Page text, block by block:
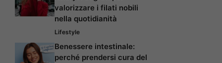
valorizzare i filati nobili
nella quotidianità
Lifestyle
Benessere intestinale:
perché prendersi cura del